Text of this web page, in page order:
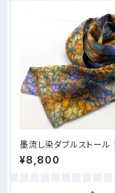
墨流し染ダブルストール
ジ泡柄 - D41
¥8,800